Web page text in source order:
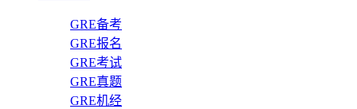
GRE备考
GRE报名
GRE考试
GRE真题
GRE机经